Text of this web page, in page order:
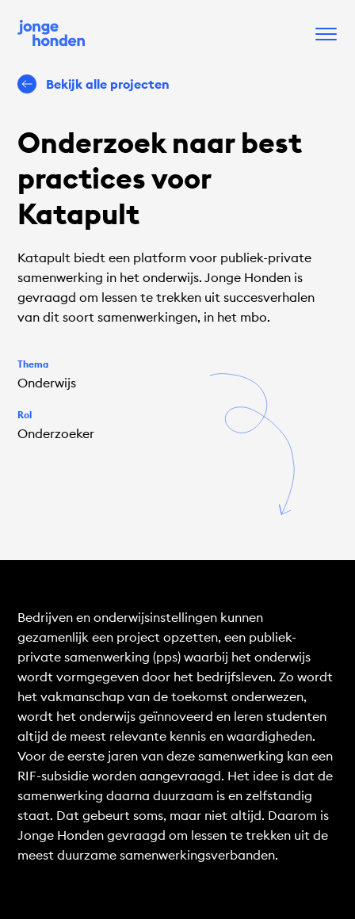
Bekijk alle projecten
Onderzoek naar best
practices voor
Katapult
Katapult biedt een platform voor publiek-private
samenwerking in het onderwijs. Jonge Honden is
gevraagd om lessen te trekken uit succesverhalen
van dit soort samenwerkingen, in het mbo.
Thema
Onderwijs
Rol
Onderzoeker
Bedrijven en onderwijsinstellingen kunnen
gezamenlijk een project opzetten, een publiek-
private samenwerking (pps) waarbij het onderwijs
wordt vormgegeven door het bedrijfsleven. Zo wordt
het vakmanschap van de toekomst onderwezen,
wordt het onderwijs geïnnoveerd en leren studenten
altijd de meest relevante kennis en waardigheden.
Voor de eerste jaren van deze samenwerking kan een
RIF-subsidie worden aangevraagd. Het idee is dat de
samenwerking daarna duurzaam is en zelfstandig
staat. Dat gebeurt soms, maar niet altijd. Daarom is
Jonge Honden gevraagd om lessen te trekken uit de
meest duurzame samenwerkingsverbanden.